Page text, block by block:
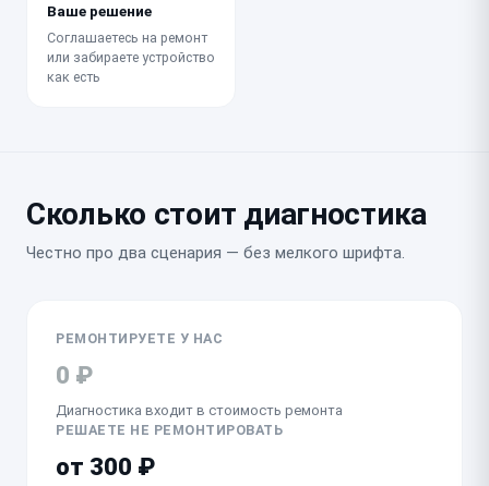
Ваше решение
Соглашаетесь на ремонт
или забираете устройство
как есть
Сколько стоит диагностика
Честно про два сценария — без мелкого шрифта.
РЕМОНТИРУЕТЕ У НАС
0 ₽
Диагностика входит в стоимость ремонта
РЕШАЕТЕ НЕ РЕМОНТИРОВАТЬ
от 300 ₽